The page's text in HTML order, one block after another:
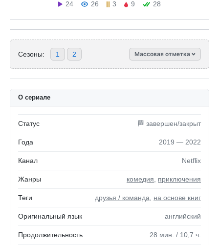
24
26 3 9 28
Сезоны: 1 2 Массовая отметка
О сериале
Статус 🏁 завершен/закрыт
Года 2019 — 2022
Канал Netflix
Жанры комедия приключения
Теги друзья / команда на основе книг
Оригинальный язык английский
Продолжительность 28 мин. / 10,7 ч.